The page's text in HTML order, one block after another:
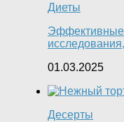
Диеты
Эффективные
01.03.2025
Десерты